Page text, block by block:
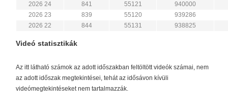
2026 24
841 55121
940000
2026 23
839 55120
939286
2026 22
844 55131 938825
Videó statisztikák
Az itt látható számok az adott időszakban feltöltött videók számai, nem
az adott időszak megtekintései, tehát az idősávon kívüli
videómegtekintéseket nem tartalmazzák.